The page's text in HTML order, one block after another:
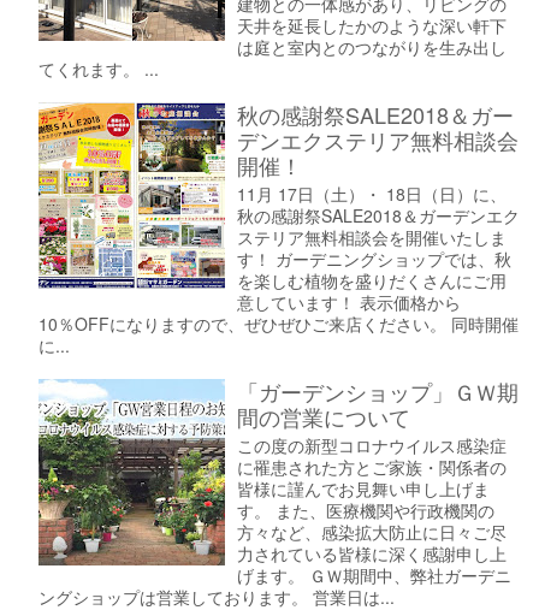
天井を延長したかのような深い軒下
は庭と室内とのつながりを生み出し
てくれます。 ...
秋の感謝祭SALE2018＆ガー
デンエクステリア無料相談会
開催！
11月 17日（土）・ 18日（日）に、
秋の感謝祭SALE2018＆ガーデンエク
ステリア無料相談会を開催いたしま
す！ ガーデニングショップでは、秋
を楽しむ植物を盛りだくさんにご用
意しています！ 表示価格から
10％OFFになりますので、ぜひぜひご来店ください。 同時開催
に...
「ガーデンショップ」ＧＷ期
間の営業について
この度の新型コロナウイルス感染症
に罹患された方とご家族・関係者の
皆様に謹んでお見舞い申し上げま
す。 また、医療機関や行政機関の
方々など、感染拡大防止に日々ご尽
力されている皆様に深く感謝申し上
げます。 ＧＷ期間中、弊社ガーデニ
ングショップは営業しております。 営業日は...